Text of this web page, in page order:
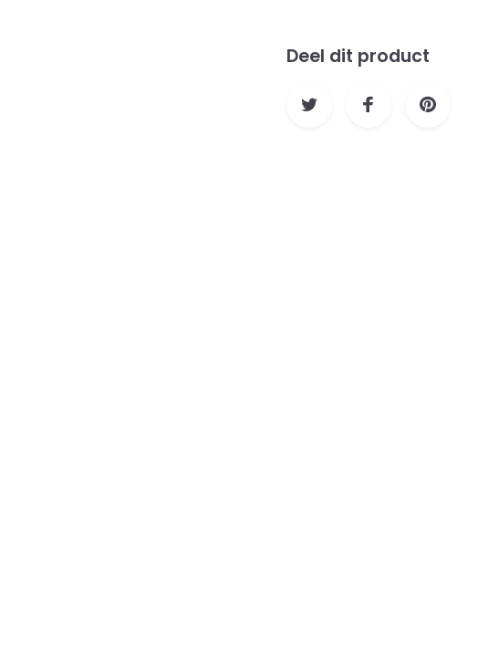
Deel dit product